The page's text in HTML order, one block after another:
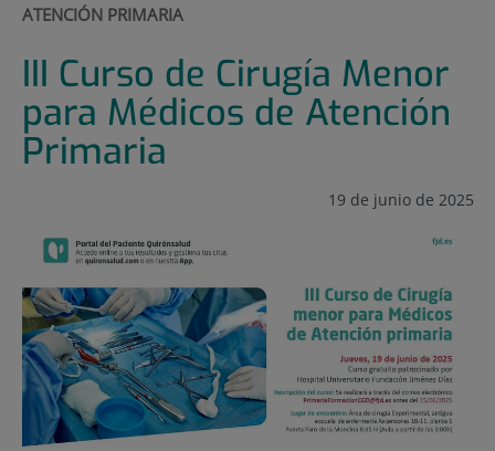
ATENCIÓN PRIMARIA
III Curso de Cirugía Menor
para Médicos de Atención
Primaria
19 de junio de 2025